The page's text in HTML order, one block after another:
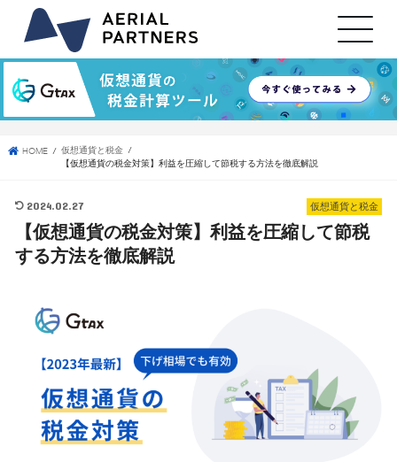
HOME
仮想通貨と税金
【仮想通貨の税金対策】利益を圧縮して節税する方法を徹底解説
仮想通貨と税金
2024.02.27
【仮想通貨の税金対策】利益を圧縮して節税
する方法を徹底解説